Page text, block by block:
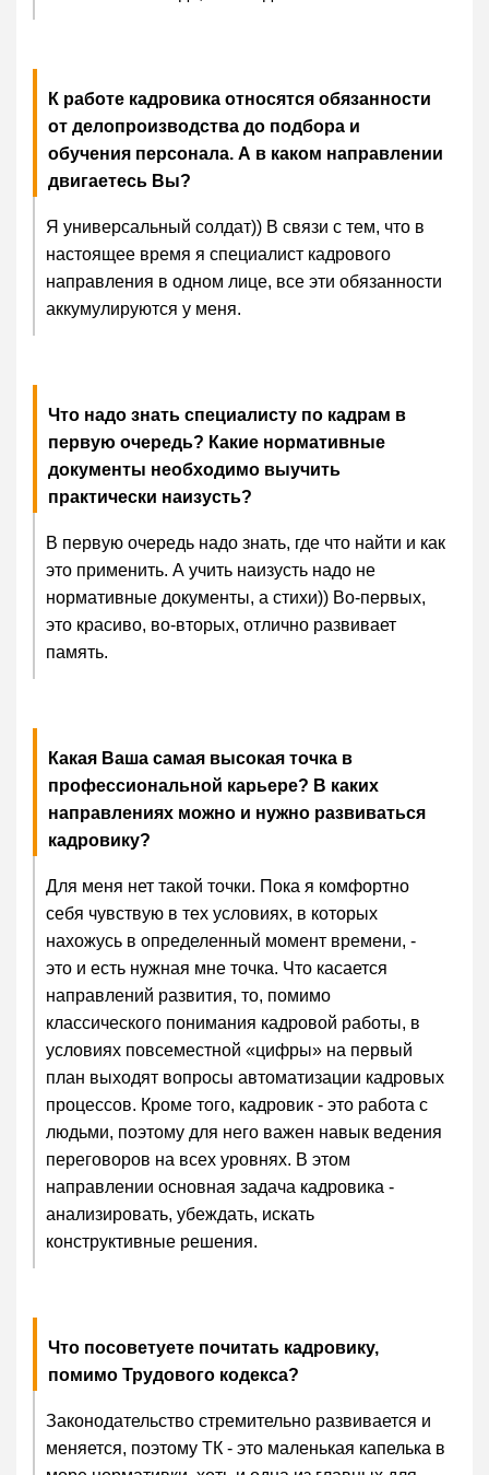
К работе кадровика относятся обязанности
от делопроизводства до подбора и
обучения персонала. А в каком направлении
двигаетесь Вы?
Я универсальный солдат)) В связи с тем, что в
настоящее время я специалист кадрового
направления в одном лице, все эти обязанности
аккумулируются у меня.
Что надо знать специалисту по кадрам в
первую очередь? Какие нормативные
документы необходимо выучить
практически наизусть?
В первую очередь надо знать, где что найти и как
это применить. А учить наизусть надо не
нормативные документы, а стихи)) Во-первых,
это красиво, во-вторых, отлично развивает
память.
Какая Ваша самая высокая точка в
профессиональной карьере? В каких
направлениях можно и нужно развиваться
кадровику?
Для меня нет такой точки. Пока я комфортно
себя чувствую в тех условиях, в которых
нахожусь в определенный момент времени, -
это и есть нужная мне точка. Что касается
направлений развития, то, помимо
классического понимания кадровой работы, в
условиях повсеместной «цифры» на первый
план выходят вопросы автоматизации кадровых
процессов. Кроме того, кадровик - это работа с
людьми, поэтому для него важен навык ведения
переговоров на всех уровнях. В этом
направлении основная задача кадровика -
анализировать, убеждать, искать
конструктивные решения.
Что посоветуете почитать кадровику,
помимо Трудового кодекса?
Законодательство стремительно развивается и
меняется, поэтому ТК - это маленькая капелька в